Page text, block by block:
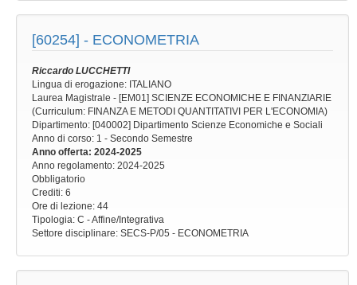
[60254] - ECONOMETRIA
Riccardo LUCCHETTI
Lingua di erogazione: ITALIANO
Laurea Magistrale - [EM01] SCIENZE ECONOMICHE E FINANZIARIE
(Curriculum: FINANZA E METODI QUANTITATIVI PER L'ECONOMIA)
Dipartimento: [040002] Dipartimento Scienze Economiche e Sociali
Anno di corso: 1 - Secondo Semestre
Anno offerta: 2024-2025
Anno regolamento: 2024-2025
Obbligatorio
Crediti: 6
Ore di lezione: 44
Tipologia: C - Affine/Integrativa
Settore disciplinare: SECS-P/05 - ECONOMETRIA